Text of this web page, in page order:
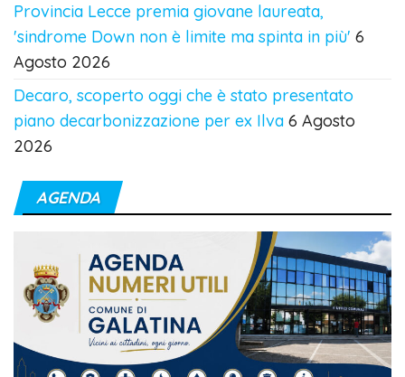
Provincia Lecce premia giovane laureata,
'sindrome Down non è limite ma spinta in più' 6
Agosto 2026
Decaro, scoperto oggi che è stato presentato
piano decarbonizzazione per ex Ilva 6 Agosto
2026
AGENDA